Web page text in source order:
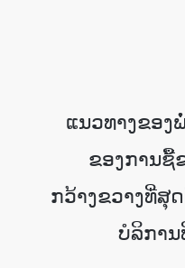
ແນວທາງຂອງ
ຂອງການຊື້
ກວ້າງຂວາງທີ່ສຸ
ບໍລິກາ